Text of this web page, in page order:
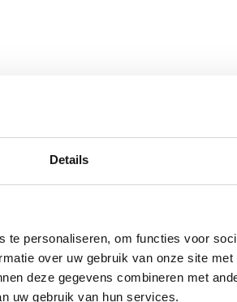
Details
te personaliseren, om functies voor
over uw gebruik van onze site
deze gegevens combineren met
uw gebruik van hun services.